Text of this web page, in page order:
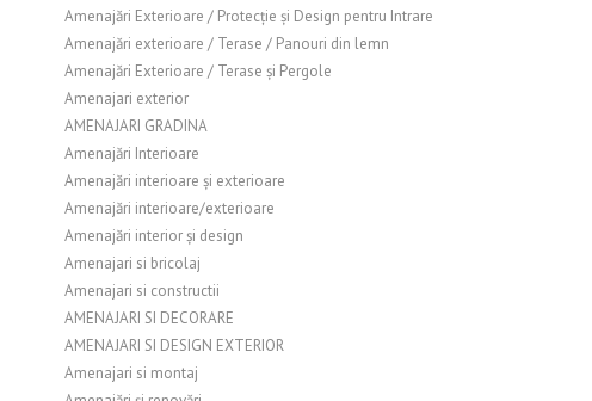
Amenajări Exterioare / Protecție și Design pentru Intrare
Amenajări exterioare / Terase / Panouri din lemn
Amenajări Exterioare / Terase și Pergole
Amenajari exterior
AMENAJARI GRADINA
Amenajări Interioare
Amenajări interioare și exterioare
Amenajări interioare/exterioare
Amenajări interior și design
Amenajari si bricolaj
Amenajari si constructii
AMENAJARI SI DECORARE
AMENAJARI SI DESIGN EXTERIOR
Amenajari si montaj